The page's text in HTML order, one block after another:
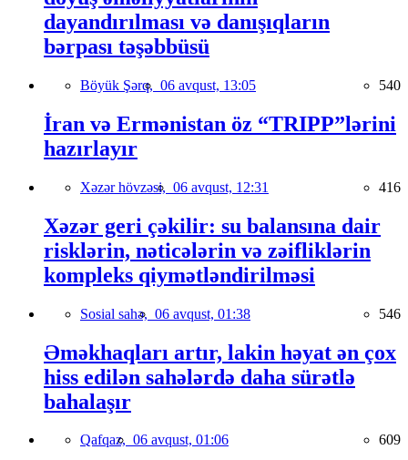
dayandırılması və danışıqların
bərpası təşəbbüsü
Böyük Şərq, 06 avqust, 13:05 540
İran və Ermənistan öz “TRIPP”lərini
hazırlayır
Xəzər hövzəsi, 06 avqust, 12:31 416
Xəzər geri çəkilir: su balansına dair
risklərin, nəticələrin və zəifliklərin
kompleks qiymətləndirilməsi
Sosial sahə, 06 avqust, 01:38 546
Əməkhaqları artır, lakin həyat ən çox
hiss edilən sahələrdə daha sürətlə
bahalaşır
Qafqaz, 06 avqust, 01:06 609